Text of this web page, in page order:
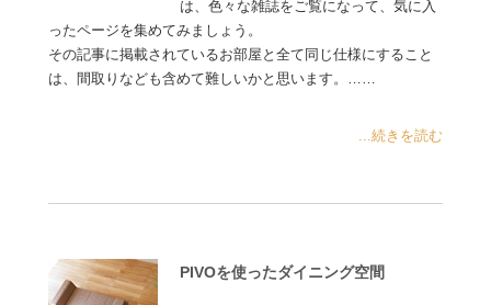
は、色々な雑誌をご覧になって、気に入
ったページを集めてみましょう。
その記事に掲載されているお部屋と全て同じ仕様にすること
は、間取りなども含めて難しいかと思います。……
...続きを読む
PIVOを使ったダイニング空間